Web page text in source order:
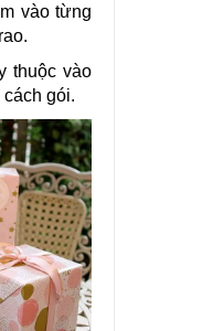
vào từng
thuộc vào
gói.